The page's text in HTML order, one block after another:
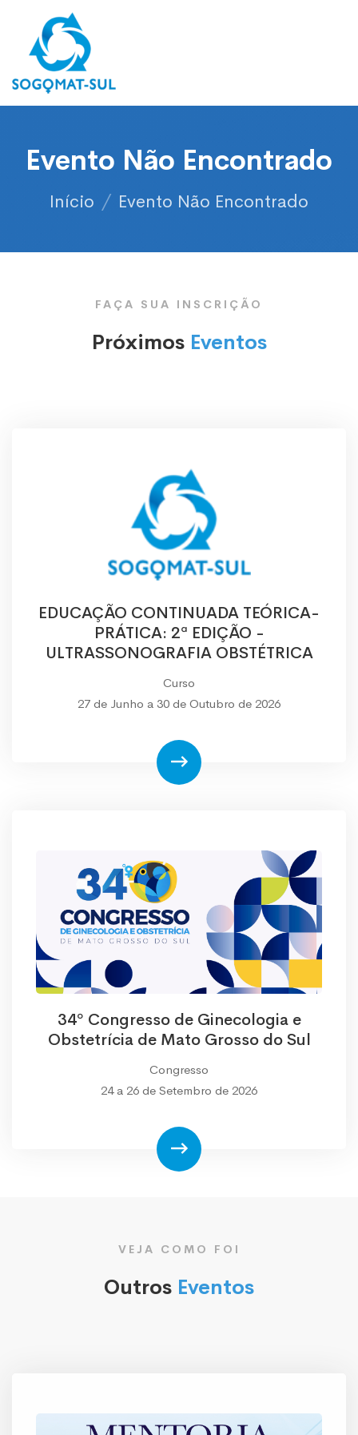
Evento Não Encontrado
Início / Evento Não Encontrado
FAÇA SUA INSCRIÇÃO
Próximos Eventos
EDUCAÇÃO CONTINUADA TEÓRICA-
PRÁTICA: 2ª EDIÇÃO -
ULTRASSONOGRAFIA OBSTÉTRICA
Curso
27 de Junho a 30 de Outubro de 2026
34º Congresso de Ginecologia e
Obstetrícia de Mato Grosso do Sul
Congresso
24 a 26 de Setembro de 2026
VEJA COMO FOI
Outros Eventos